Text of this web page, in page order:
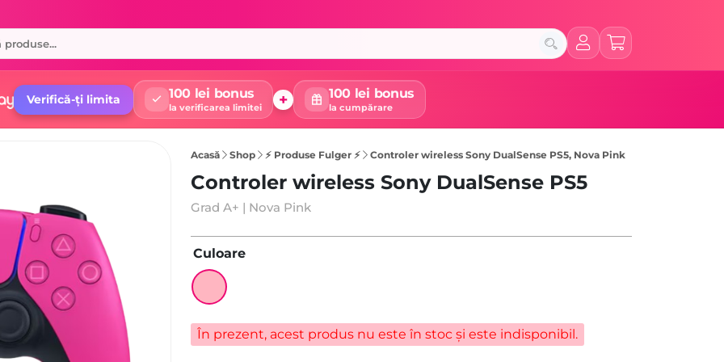
Verifică-ți limita 100 lei bonus
la verificarea limitei + 100 lei bonus
la cumpărare
Acasă Shop ⚡ Produse Fulger ⚡ Controler wireless Sony DualSense PS5, Nova Pink
Controler wireless Sony DualSense PS5
Grad A+ | Nova Pink
Culoare
În prezent, acest produs nu este în stoc și este indisponibil.